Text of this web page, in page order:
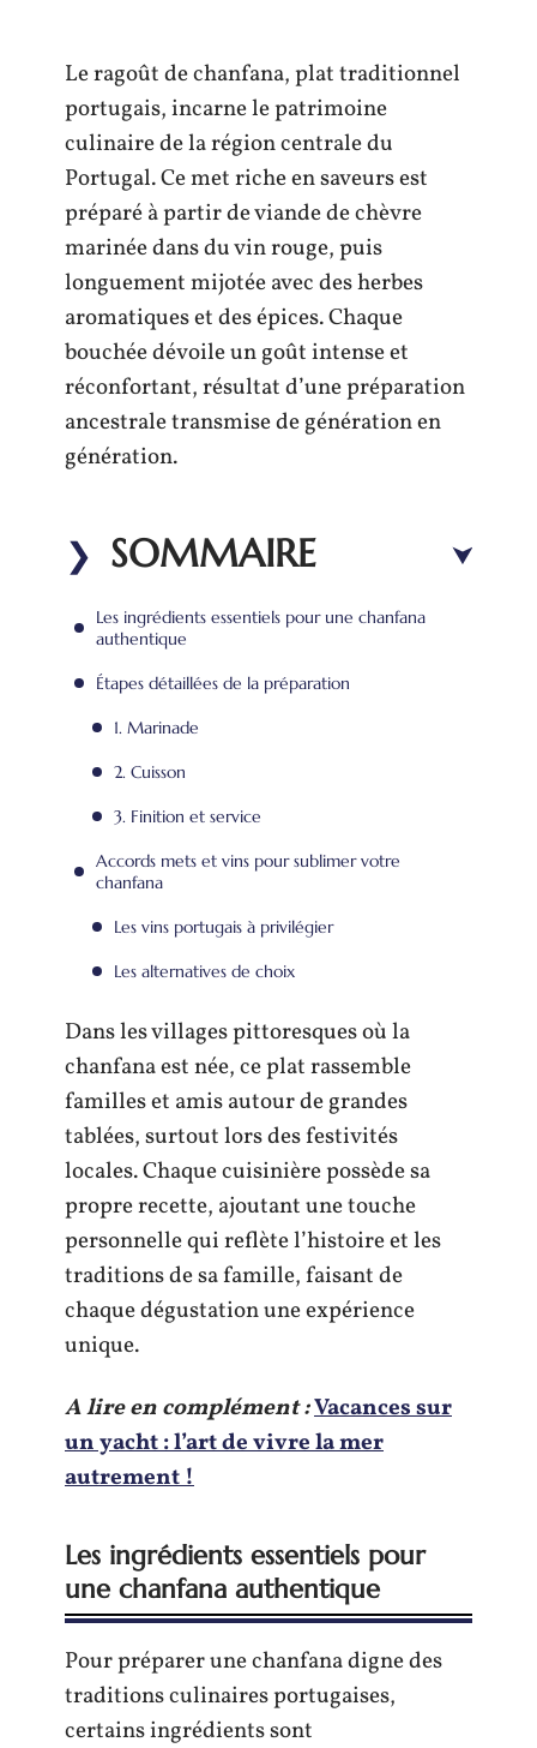
Le ragoût de chanfana, plat traditionnel
portugais, incarne le patrimoine
culinaire de la région centrale du
Portugal. Ce met riche en saveurs est
préparé à partir de viande de chèvre
marinée dans du vin rouge, puis
longuement mijotée avec des herbes
aromatiques et des épices. Chaque
bouchée dévoile un goût intense et
réconfortant, résultat d’une préparation
ancestrale transmise de génération en
génération.
SOMMAIRE
Les ingrédients essentiels pour une chanfana
authentique
Étapes détaillées de la préparation
1. Marinade
2. Cuisson
3. Finition et service
Accords mets et vins pour sublimer votre
chanfana
Les vins portugais à privilégier
Les alternatives de choix
Dans les villages pittoresques où la
chanfana est née, ce plat rassemble
familles et amis autour de grandes
tablées, surtout lors des festivités
locales. Chaque cuisinière possède sa
propre recette, ajoutant une touche
personnelle qui reflète l’histoire et les
traditions de sa famille, faisant de
chaque dégustation une expérience
unique.
A lire en complément :Vacances sur
un yacht : l’art de vivre la mer
autrement !
Les ingrédients essentiels pour
une chanfana authentique
Pour préparer une chanfana digne des
traditions culinaires portugaises,
certains ingrédients sont